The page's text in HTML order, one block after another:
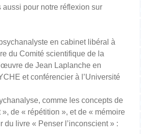
pour notre réflexion sur
en cabinet libéral à
du Comité scientifique de la
de Jean Laplanche en
et conférencier à l’Université
comme les concepts de
de « répétition », et de « mémoire
du livre « Penser l’inconscient » :